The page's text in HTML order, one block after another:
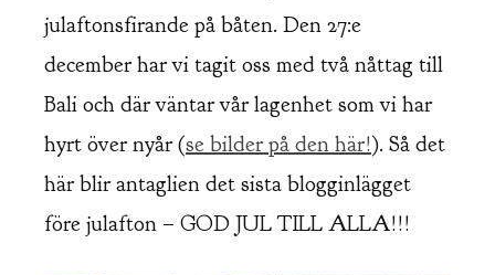
julaftonsfirande på båten. Den 27:e
december har vi tagit oss med två nåttag till
Bali och där väntar vår lagenhet som vi har
hyrt över nyår (se bilder på den här!). Så det
här blir antaglien det sista blogginlägget
före julafton – GOD JUL TILL ALLA!!!